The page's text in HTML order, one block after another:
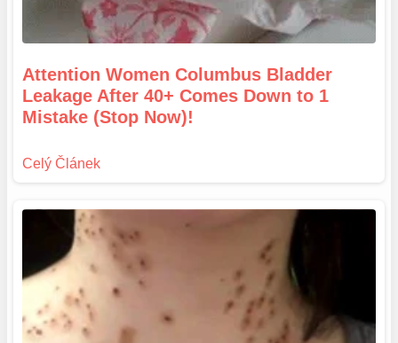
Attention Women Columbus Bladder
Leakage After 40+ Comes Down to 1
Mistake (Stop Now)!